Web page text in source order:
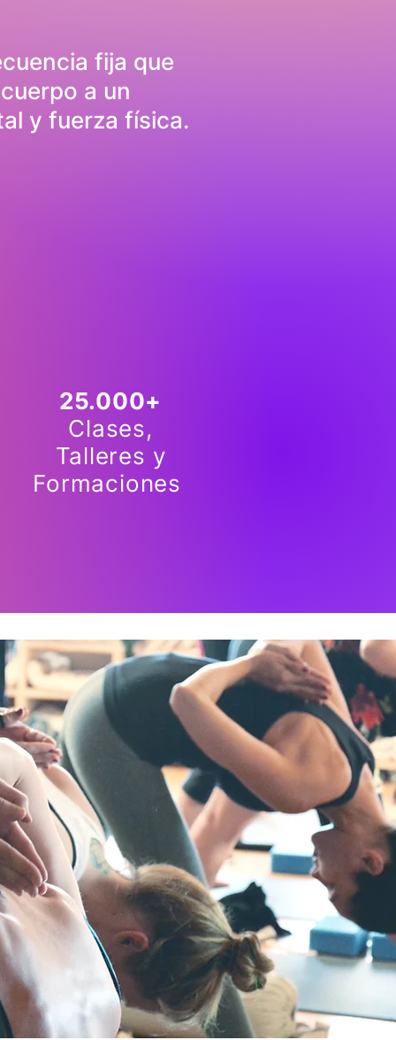
fija que
a un
y fuerza física.
25.000+
Clases,
Talleres y
Formaciones